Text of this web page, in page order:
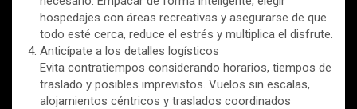
hospedajes con áreas recreativas y asegurarse de que
todo esté cerca, reduce el estrés y multiplica el disfrute.
Anticípate a los detalles logísticos
Evita contratiempos considerando horarios, tiempos de
traslado y posibles imprevistos. Vuelos sin escalas,
alojamientos céntricos y traslados coordinados